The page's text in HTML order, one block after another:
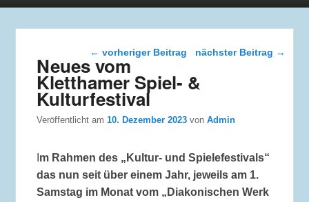
Beitragsnavigation
← vorheriger Beitrag nächster Beitrag →
Neues vom
Kletthamer Spiel- &
Kulturfestival
Veröffentlicht am10. Dezember 2023 vonAdmin
m Rahmen des „Kultur- und Spielefestivals“
das nun seit über einem Jahr, jeweils am 1.
Samstag im Monat vom „Diakonischen Werk